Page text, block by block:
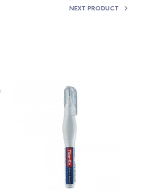
NEXT PRODUCT